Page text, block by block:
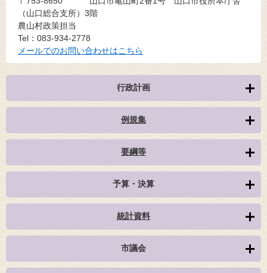
（山口総合支所）3階
農山村政策担当
Tel：083-934-2778
メールでのお問い合わせはこちら
行政計画
例規集
要綱等
予算・決算
統計資料
市議会